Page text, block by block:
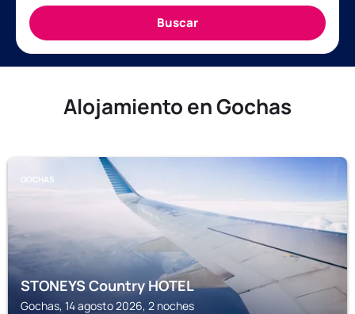
Alojamiento en Gochas
GOCHAS
STONEYS Country HOTEL
Gochas, 14 agosto 2026, 2 noches